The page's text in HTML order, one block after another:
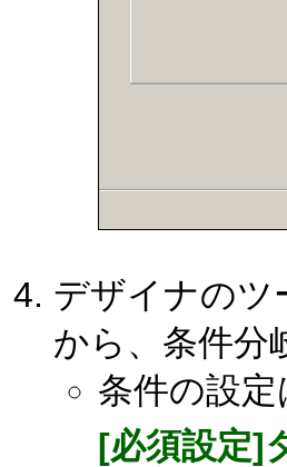
デザイナのツ
から、条件分
条件の設
[必須設定]